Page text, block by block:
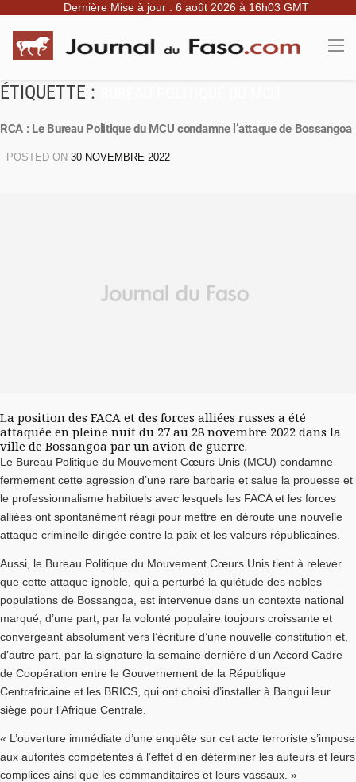
Dernière Mise à jour : 6 août 2026 à 16h03 GMT
ÉTIQUETTE :
RCA : Le Bureau Politique du MCU condamne l’attaque de Bossangoa
POSTED ON 30 NOVEMBRE 2022
La position des FACA et des forces alliées russes a été
attaquée en pleine nuit du 27 au 28 novembre 2022 dans la
ville de Bossangoa par un avion de guerre.
Le Bureau Politique du Mouvement Cœurs Unis (MCU) condamne
fermement cette agression d’une rare barbarie et salue la prouesse et
le professionnalisme habituels avec lesquels les FACA et les forces
alliées ont spontanément réagi pour mettre en déroute une nouvelle
attaque criminelle dirigée contre la paix et les valeurs républicaines.
Aussi, le Bureau Politique du Mouvement Cœurs Unis tient à relever
que cette attaque ignoble, qui a perturbé la quiétude des nobles
populations de Bossangoa, est intervenue dans un contexte national
marqué, d’une part, par la volonté populaire toujours croissante et
convergeant absolument vers l’écriture d’une nouvelle constitution et,
d’autre part, par la signature la semaine dernière d’un Accord Cadre
de Coopération entre le Gouvernement de la République
Centrafricaine et les BRICS, qui ont choisi d’installer à Bangui leur
siège pour l’Afrique Centrale.
« L’ouverture immédiate d’une enquête sur cet acte terroriste s’impose
aux autorités compétentes à l’effet d’en déterminer les auteurs et leurs
complices ainsi que les commanditaires et leurs vassaux. »